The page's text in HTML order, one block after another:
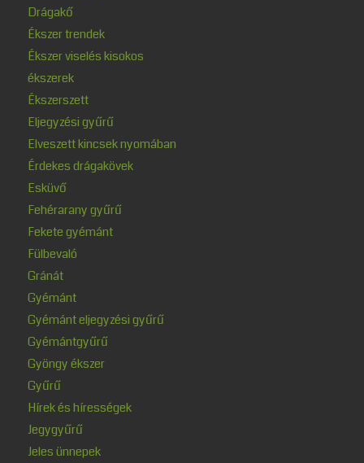
Drágakő
Ékszer trendek
Ékszer viselés kisokos
ékszerek
Ékszerszett
Eljegyzési gyűrű
Elveszett kincsek nyomában
Érdekes drágakövek
Esküvő
Fehérarany gyűrű
Fekete gyémánt
Fülbevaló
Gránát
Gyémánt
Gyémánt eljegyzési gyűrű
Gyémántgyűrű
Gyöngy ékszer
Gyűrű
Hírek és hírességek
Jegygyűrű
Jeles ünnepek